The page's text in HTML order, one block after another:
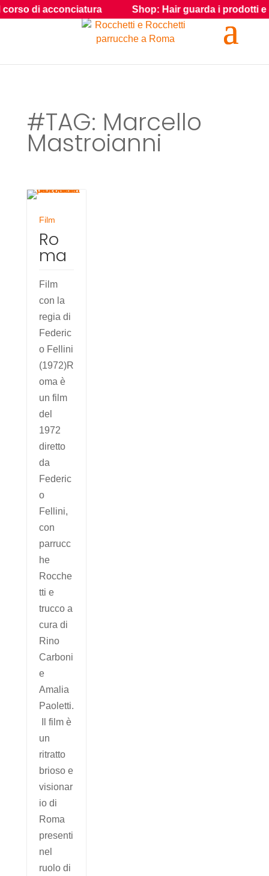
#TAG: Marcello
Mastroianni
Film
Ro
ma
Film
con la
regia di
Federic
o Fellini
(1972)R
oma è
un film
del
1972
diretto
da
Federic
o
Fellini,
con
parrucc
he
Rocche
tti e
trucco a
cura di
Rino
Carboni
e
Amalia
Paoletti.
Il film è
un
ritratto
brioso e
visionar
io di
Roma
presenti
nel
ruolo di
acconciatura Shop: Hair guarda i prodotti e gli